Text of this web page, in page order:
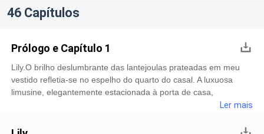
46 Capítulos
Prólogo e Capítulo 1
Lily.O brilho deslumbrante das lantejoulas prateadas em meu
vestido refletia-se no espelho do quarto do casal. A luxuosa
limusine, elegantemente estacionada à porta de casa,
prestigioso prêmio da Academia de Cinema de Hollywood,
Ler mais